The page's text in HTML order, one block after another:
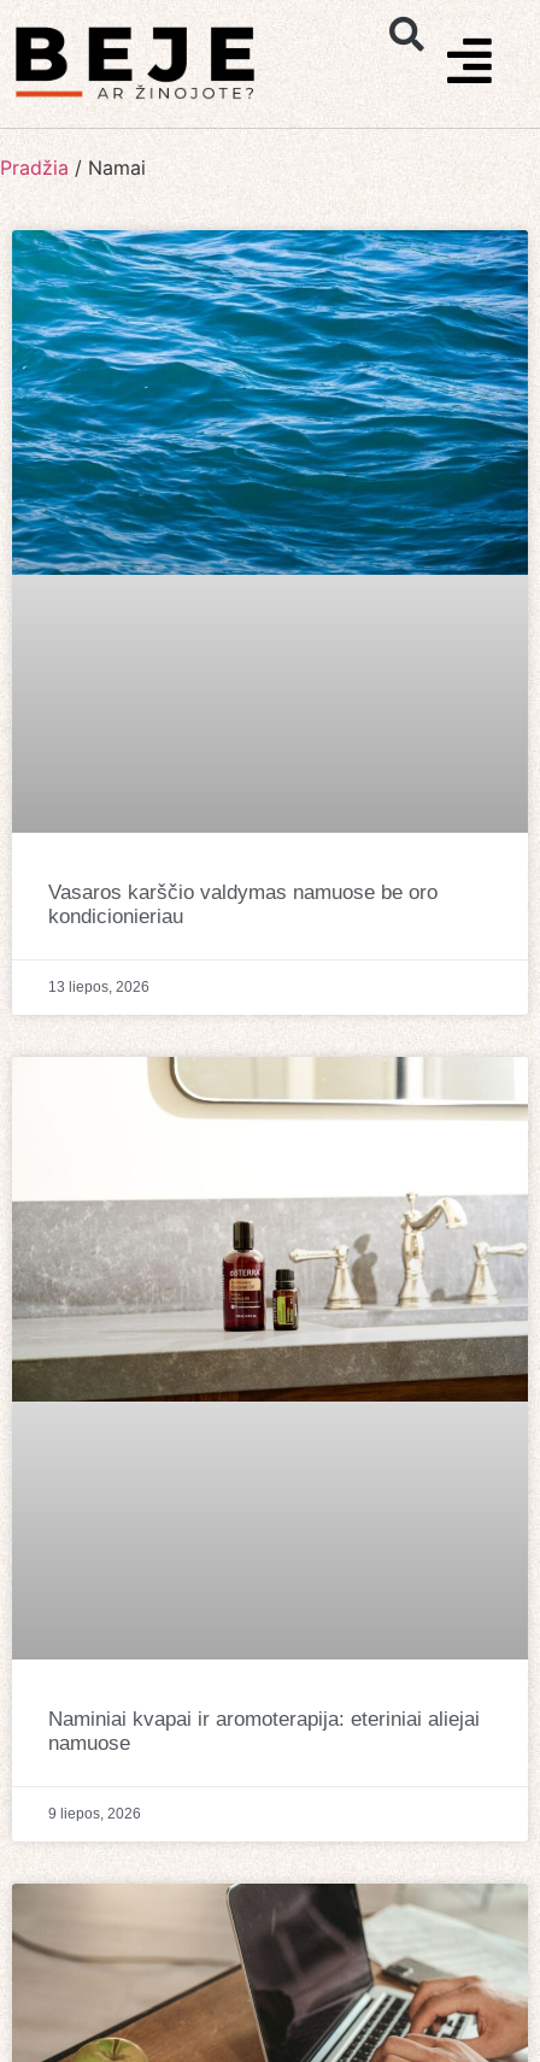
Pradžia / Namai
Vasaros karščio valdymas namuose be oro
kondicionieriau
13 liepos, 2026
Naminiai kvapai ir aromoterapija: eteriniai aliejai
namuose
9 liepos, 2026